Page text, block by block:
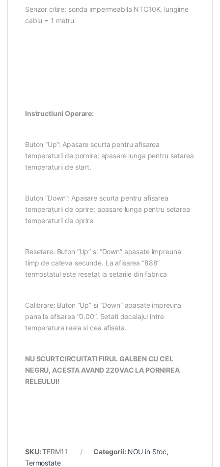
Senzor citire: sonda impermeabila NTC10K, lungime
cablu = 1 metru
Instructiuni Operare:
Buton “Up”: Apasare scurta pentru afisarea
temperaturii de pornire; apasare lunga pentru setarea
temperaturii de start.
Buton “Down”: Apasare scurta pentru afisarea
temperaturii de oprire; apasare lunga pentru setarea
temperaturii de oprire
Resetare: Buton “Up” si “Down” apasate impreuna
timp de cateva secunde. La afisarea “888”
termostatul este resetat la setarile din fabrica
Calibrare: Buton “Up” si “Down” apasate impreuna
pana la afisarea “0.00”. Setati decalajul intre
temperatura reala si cea afisata.
NU SCURTCIRCUITATI FIRUL GALBEN CU CEL
NEGRU, ACESTA AVAND 220VAC LA PORNIREA
RELEULUI!
SKU:TERM11 Categorii: NOU in Stoc,
Termostate